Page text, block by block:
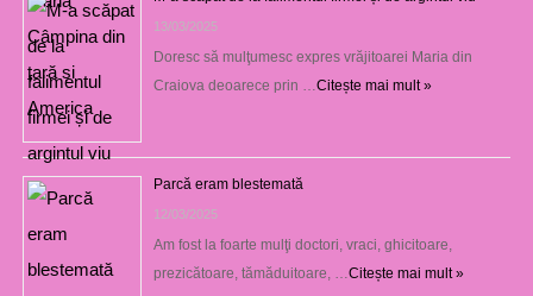
13/03/2025
Doresc să mulţumesc expres vrăjitoarei Maria din
Craiova deoarece prin … Citește mai mult »
Parcă eram blestemată
12/03/2025
Am fost la foarte mulţi doctori, vraci, ghicitoare,
prezicătoare, tămăduitoare, … Citește mai mult »